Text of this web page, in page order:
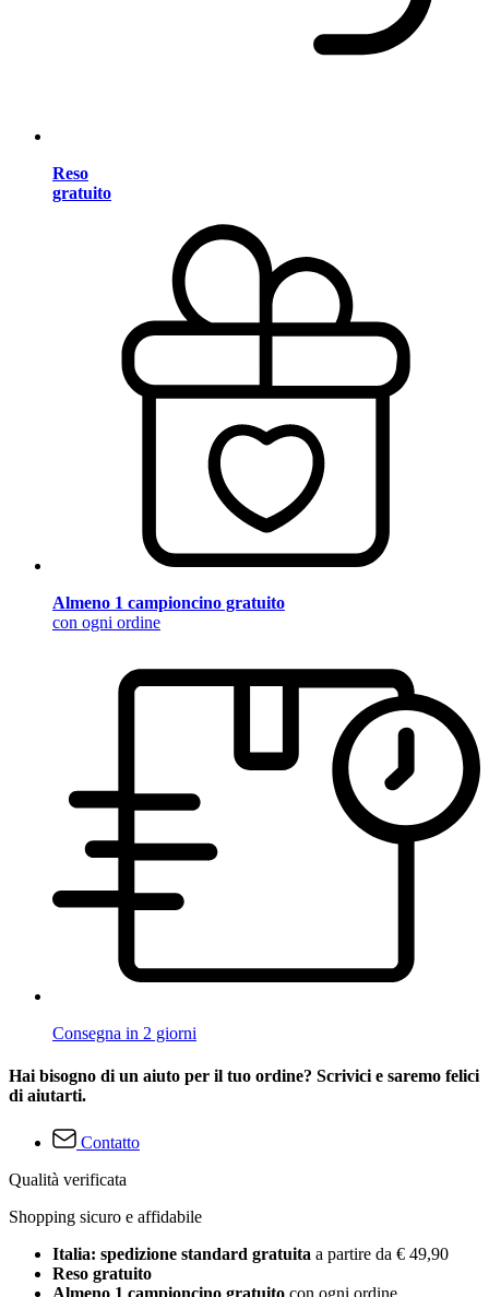
Reso
gratuito
Almeno 1 campioncino gratuito
con ogni ordine
Consegna in 2 giorni
Hai bisogno di un aiuto per il tuo ordine? Scrivici e saremo felici
di aiutarti.
Contatto
Qualità verificata
Shopping sicuro e affidabile
Italia: spedizione standard gratuita a partire da € 49,90
Reso gratuito